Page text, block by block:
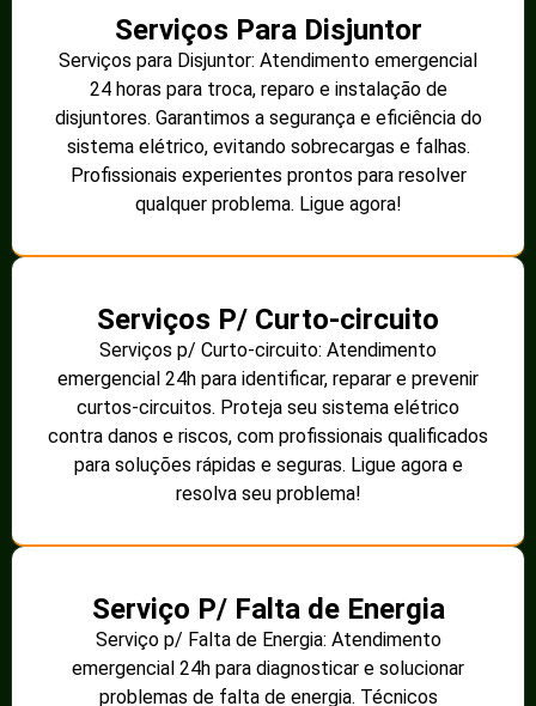
Serviços Para Disjuntor
Serviços para Disjuntor: Atendimento emergencial
24 horas para troca, reparo e instalação de
disjuntores. Garantimos a segurança e eficiência do
sistema elétrico, evitando sobrecargas e falhas.
Profissionais experientes prontos para resolver
qualquer problema. Ligue agora!
Serviços P/ Curto-circuito
Serviços p/ Curto-circuito: Atendimento
emergencial 24h para identificar, reparar e prevenir
curtos-circuitos. Proteja seu sistema elétrico
contra danos e riscos, com profissionais qualificados
para soluções rápidas e seguras. Ligue agora e
resolva seu problema!
Serviço P/ Falta de Energia
Serviço p/ Falta de Energia: Atendimento
emergencial 24h para diagnosticar e solucionar
problemas de falta de energia. Técnicos